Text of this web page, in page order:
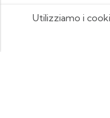
Utilizziamo i